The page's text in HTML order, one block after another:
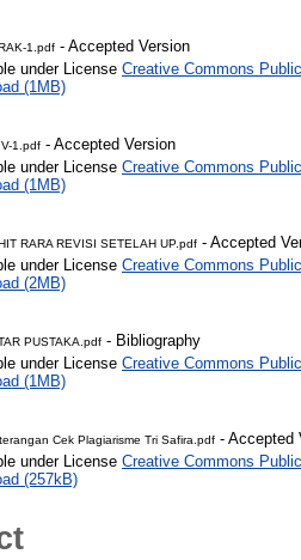
1.pdf - Accepted Version
under License Creative Commons
(1MB)
1.pdf - Accepted Version
under License Creative Commons
(1MB)
RARA REVISI SETELAH UP.pdf - Accepted
under License Creative Commons
(2MB)
PUSTAKA.pdf - Bibliography
under License Creative Commons
(1MB)
Cek Plagiarisme Tri Safira.pdf - Accepted
under License Creative Commons
(257kB)